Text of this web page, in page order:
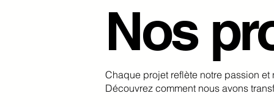
Nos
Chaque projet reflète notre passion
Découvrez comment nous avons